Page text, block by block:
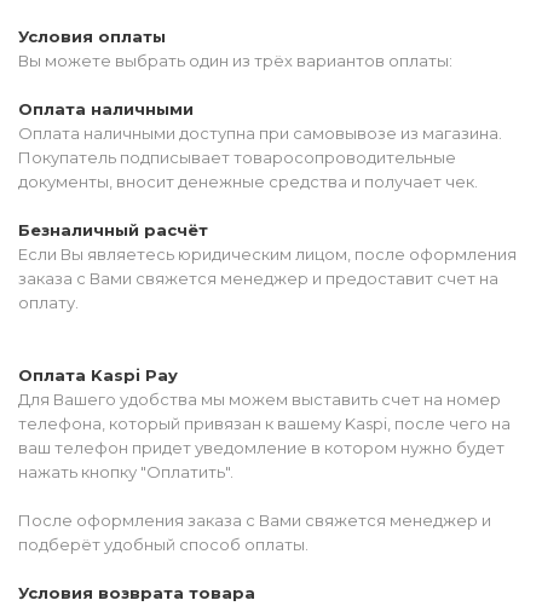
Условия оплаты
Вы можете выбрать один из трёх вариантов оплаты:
Оплата наличными
Оплата наличными доступна при самовывозе из магазина.
Покупатель подписывает товаросопроводительные
документы, вносит денежные средства и получает чек.
Безналичный расчёт
Если Вы являетесь юридическим лицом, после оформления
заказа с Вами свяжется менеджер и предоставит счет на
оплату.
Оплата Kaspi Pay
Для Вашего удобства мы можем выставить счет на номер
телефона, который привязан к вашему Kaspi, после чего на
ваш телефон придет уведомление в котором нужно будет
нажать кнопку "Оплатить".
После оформления заказа с Вами свяжется менеджер и
подберёт удобный способ оплаты.
Условия возврата товара